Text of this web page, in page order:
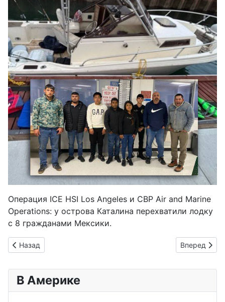
Операция ICE HSI Los Angeles и CBP Air and Marine
Operations: у острова Каталина перехватили лодку
с 8 гражданами Мексики.
Предыдущий: В США мужчина напал на свою жену
Назад Следующий:
Вперед
В Америке